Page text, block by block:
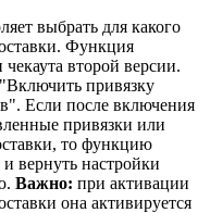
выбрать для какого
Функция
второй версии.
привязку
Если после включения
привязки или
то функцию
вернуть настройки
Важно: при активации
она активируется